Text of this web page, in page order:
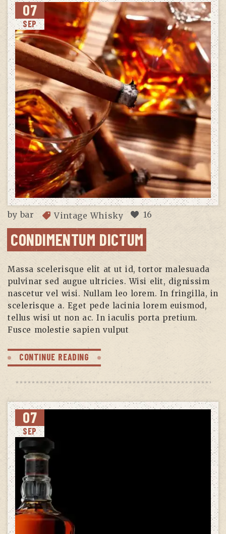
07
SEP
bybar Vintage Whisky 16
CONDIMENTUM DICTUM
Massa scelerisque elit at ut id, tortor malesuada
pulvinar sed augue ultricies. Wisi elit, dignissim
nascetur vel wisi. Nullam leo lorem. In fringilla, in
scelerisque a. Eget pede lacinia lorem euismod,
tellus wisi ut non ac. In iaculis porta pretium.
Fusce molestie sapien vulput
CONTINUE READING
07
SEP